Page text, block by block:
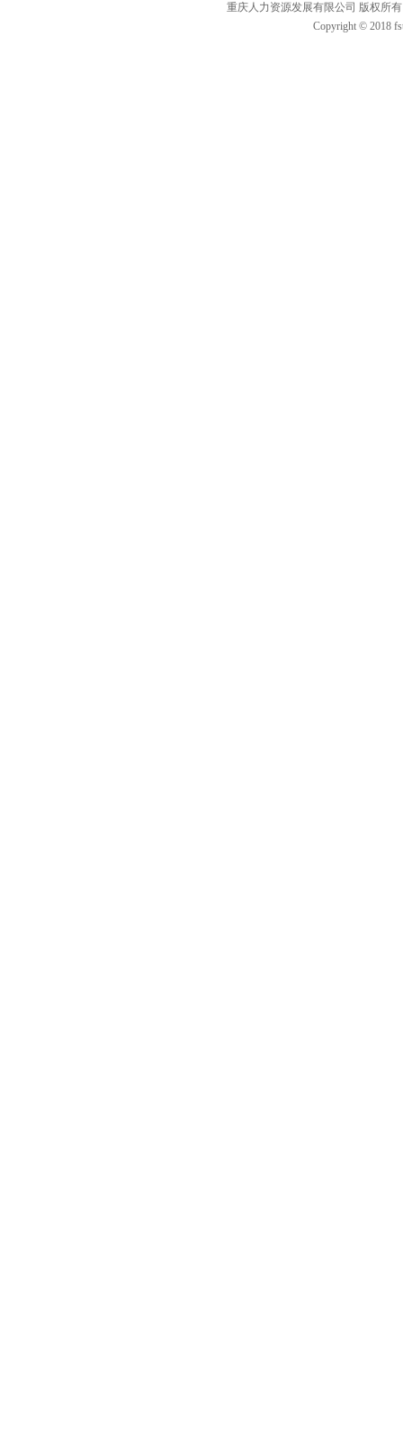
重庆人力资源发展有限公司 版权所
Copyright © 2018